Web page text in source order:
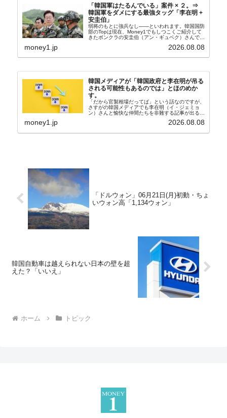
「韓国軍はたるんでいる」案件 × ２。⇒
韓国軍をダメにする最強タッグ「李在明 +
安圭伯」
弱将のもとに強兵なし――といわれます。韓国国防
部のTopは現在、Money1でもしつこくご紹介して
きたボンクラの安圭伯（アン・ギュベク）さんで
さんと「韓国初の文官上がり」の国防部長官安圭伯
money1.jp 2026.08.08
韓国メディアが「韓国政府と李在明が吊る
される可能性もあるのでは」とほのめか
す。
「だから官製相場だってば」という話なのですが、
さすがの韓国メディアでも李在明（イ・ジェミョ
ン）さんと愉快な仲間たちを非難する記事が出るよ
『朝鮮日報』に面白い記事が出ています。「東西南
money1.jp 2026.08.08
「ドルウォン」06月21日(月)初動・ちょ
いウォン高「1,134ウォン」
韓国自動車は越えられない日本の壁を超
えた？「いいえ」
ホーム トピック